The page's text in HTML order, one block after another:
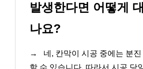
발생한다면 어떻게
나요?
→
네, 칸막이 시공 중에는 분